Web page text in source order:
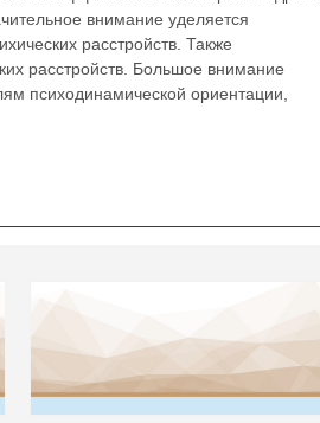
внимание уделяется
расстройств. Также
расстройств. Большое внимание
психодинамической ориентации,